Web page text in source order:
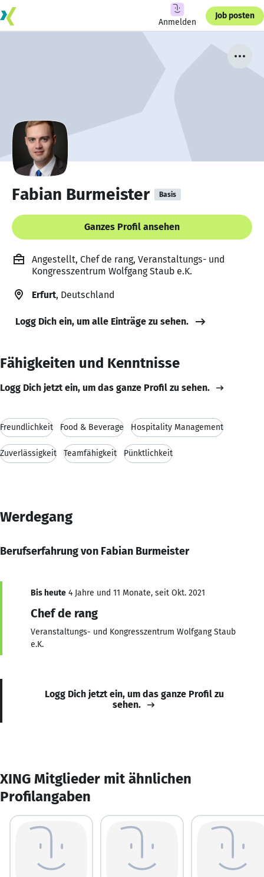
Anmelden
Job posten
Fabian Burmeister Basis
Ganzes Profil ansehen
Angestellt, Chef de rang, Veranstaltungs- und
Kongresszentrum Wolfgang Staub e.K.
Erfurt, Deutschland
Logg Dich ein, um alle Einträge zu sehen.
Fähigkeiten und Kenntnisse
Logg Dich jetzt ein, um das ganze Profil zu sehen.
Freundlichkeit Food & Beverage Hospitality Management
Zuverlässigkeit Teamfähigkeit Pünktlichkeit
Werdegang
Berufserfahrung von Fabian Burmeister
Bis heute 4 Jahre und 11 Monate, seit Okt. 2021
Chef de rang
Veranstaltungs- und Kongresszentrum Wolfgang Staub
e.K.
Logg Dich jetzt ein, um das ganze Profil zu
sehen.
XING Mitglieder mit ähnlichen
Profilangaben